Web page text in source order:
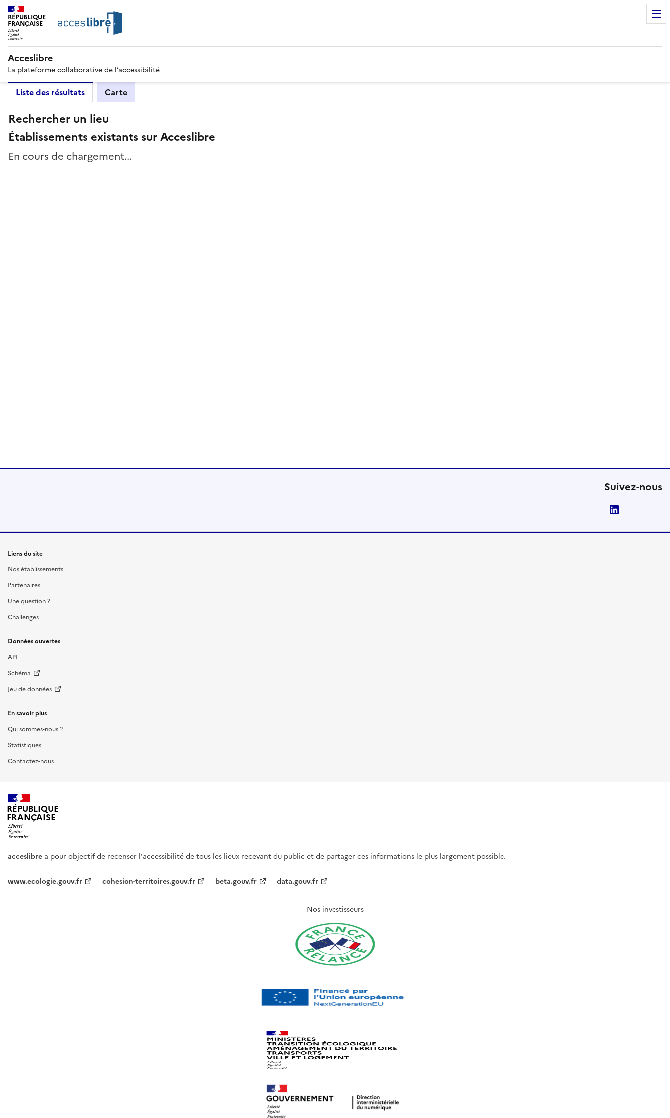
RÉPUBLIQUE
FRANÇAISE
Acceslibre
La plateforme collaborative de l’accessibilité
Liste des résultats Carte
Rechercher un lieu
Établissements existants sur Acceslibre
En cours de chargement...
Suivez-nous
Liens du site
Nos établissements
Partenaires
Une question ?
Challenges
Données ouvertes
API
Schéma
Jeu de données
En savoir plus
Qui sommes-nous ?
Statistiques
Contactez-nous
RÉPUBLIQUE
FRANÇAISE
acceslibre a pour objectif de recenser l'accessibilité de tous les lieux recevant du public et de partager ces informations le plus largement possible.
www.ecologie.gouv.fr cohesion-territoires.gouv.fr beta.gouv.fr data.gouv.fr
Nos investisseurs